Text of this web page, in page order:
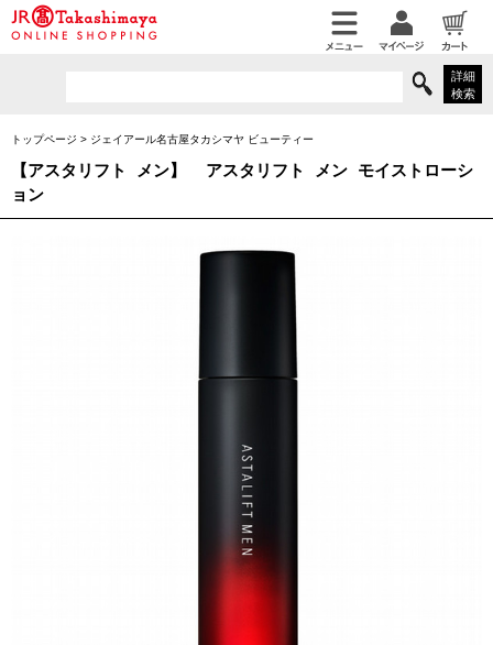
詳細
検索
トップページ > ジェイアール名古屋タカシマヤ ビューティー
【アスタリフト メン】 アスタリフト メン モイストローシ
ョン